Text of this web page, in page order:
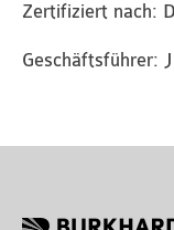
Zertifiziert nach:
Geschäftsführer: